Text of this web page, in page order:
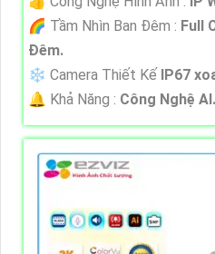
🌈 Tầm Nhìn Ban Đêm : Full
Ðêm.
❄ Camera Thiết Kế IP67
️🔔 Khả Năng : Công Nghệ AI.